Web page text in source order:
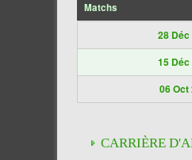
Matchs
28
15
06 Oct
CARRIÈRE